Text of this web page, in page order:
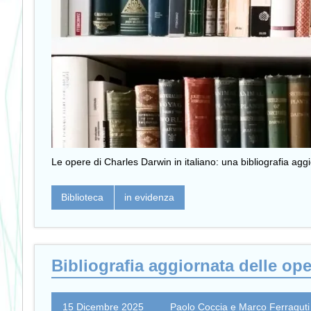
Le opere di Charles Darwin in italiano: una bibliografia
Biblioteca in evidenza
Bibliografia aggiornata delle
15 Dicembre 2025 Paolo Coccia e Marco Ferraguti